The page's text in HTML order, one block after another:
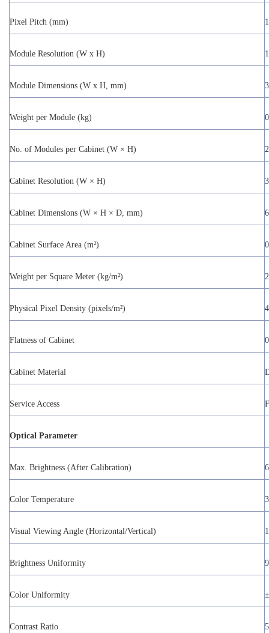
Pixel Pitch (mm)
Module Resolution (W x H)
Module Dimensions (W x H, mm)
Weight per Module (kg)
No. of Modules per Cabinet (W × H)
Cabinet Resolution (W × H)
Cabinet Dimensions (W × H × D, mm)
Cabinet Surface Area (m²)
Weight per Square Meter (kg/m²)
Physical Pixel Density (pixels/m²)
Flatness of Cabinet
Cabinet Material
Service Access
Optical Parameter
Max. Brightness (After Calibration)
Color Temperature
Visual Viewing Angle (Horizontal/Vertical)
Brightness Uniformity
Color Uniformity
Contrast Ratio